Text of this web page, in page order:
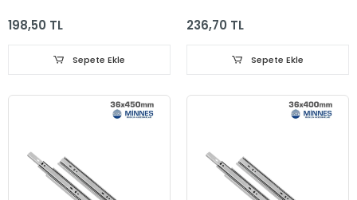
198,50 TL
Sepete Ekle
236,70 TL
Sepete Ekle